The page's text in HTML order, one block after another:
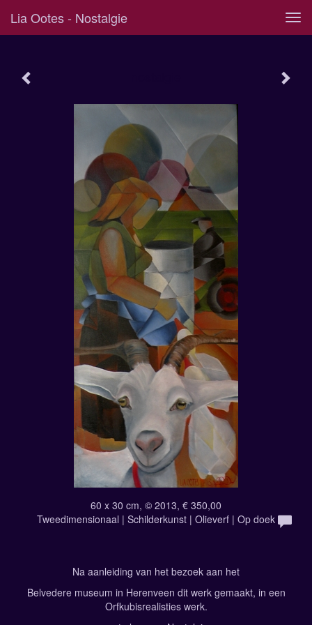
Lia Ootes - Nostalgie
60 x 30 cm, © 2013, € 350,00
Tweedimensionaal | Schilderkunst | Olieverf | Op doek
Na aanleiding van het bezoek aan het
Belvedere museum in Herenveen dit werk gemaakt, in een
Orfkubisrealisties werk.